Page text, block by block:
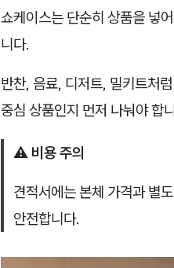
쇼케이스는 단순히 상품을 넣
니다.
반찬, 음료, 디저트, 밀키트처
중심 상품인지 먼저 나눠야 합
⚠️ 비용 주의
견적서에는 본체 가격과 별
안전합니다.